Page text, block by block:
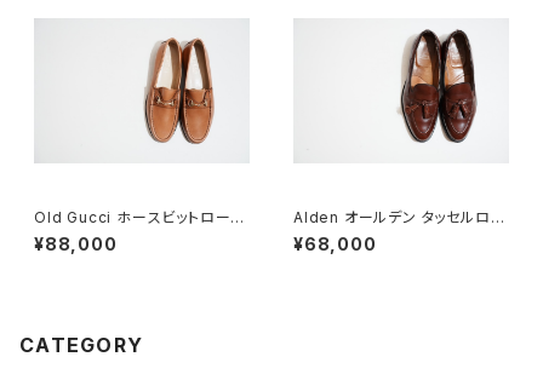
Old Gucci ホースビットローフ
ァー 5.5B Tan DEADSTOCK
¥88,000
Alden オールデン タッセルロー
ファー #560 8 D
¥68,000
CATEGORY